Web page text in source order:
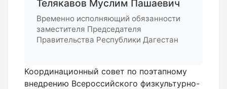
Телякавов Муслим Пашаевич
Временно исполняющий обязанности
заместителя Председателя
Правительства Республики Дагестан
Координационный совет по поэтапному
внедрению Всероссийского физкультурно-